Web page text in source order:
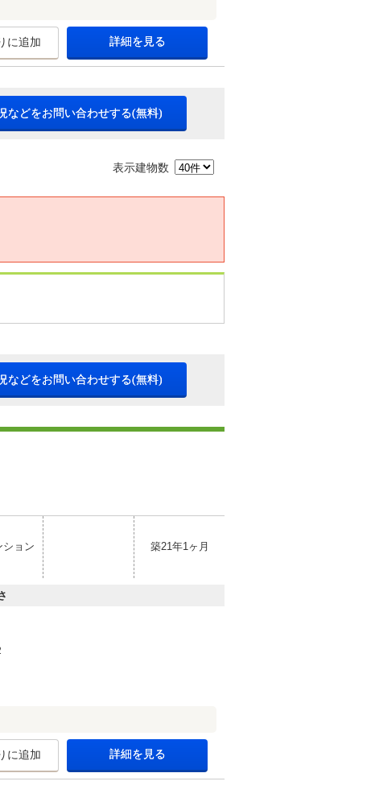
に追加 詳細を見る
などをお問い合わせする(無料)
表示建物数
などをお問い合わせする(無料)
ション 築21年1ヶ月
に追加 詳細を見る